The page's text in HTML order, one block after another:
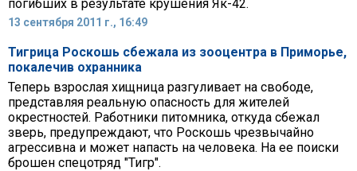
погибших в результате крушения Як-42.
13 сентября 2011 г., 16:49
Тигрица Роскошь сбежала из зооцентра в Приморье,
покалечив охранника
Теперь взрослая хищница разгуливает на свободе,
представляя реальную опасность для жителей
окрестностей. Работники питомника, откуда сбежал
зверь, предупреждают, что Роскошь чрезвычайно
агрессивна и может напасть на человека. На ее поиски
брошен спецотряд "Тигр".